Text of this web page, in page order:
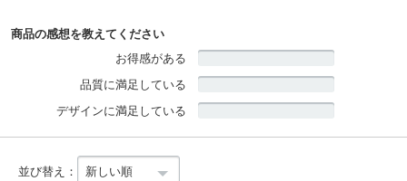
商品の感想を教えてください
お得感がある
品質に満足している
デザインに満足している
並び替え：